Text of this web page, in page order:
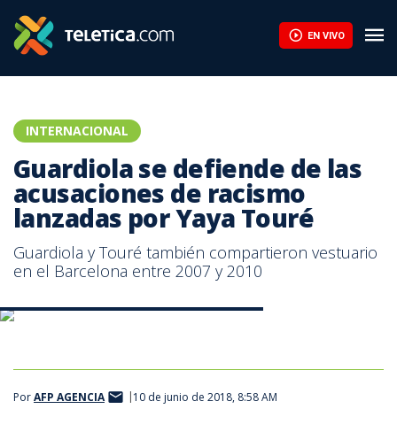
EN VIVO
INTERNACIONAL
Guardiola se defiende de las
acusaciones de racismo
lanzadas por Yaya Touré
Guardiola y Touré también compartieron vestuario
en el Barcelona entre 2007 y 2010
PorAFP AGENCIA 10 de junio de 2018, 8:58 AM